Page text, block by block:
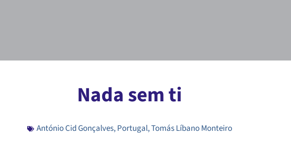
Nada sem ti
António Cid Gonçalves,Portugal,Tomás Líbano Monteiro